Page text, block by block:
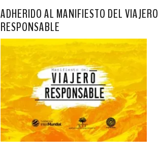
ADHERIDO AL MANIFIESTO DEL VIAJERO
RESPONSABLE